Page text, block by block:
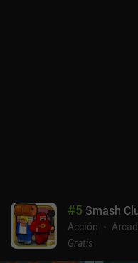
#5 Smash
Acción
Gratis